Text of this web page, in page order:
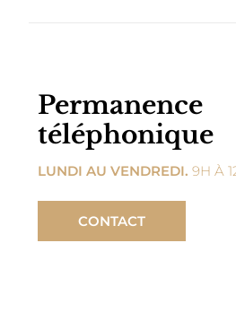
Permanence
téléphonique
LUNDI AU VENDREDI.9H À
CONTACT